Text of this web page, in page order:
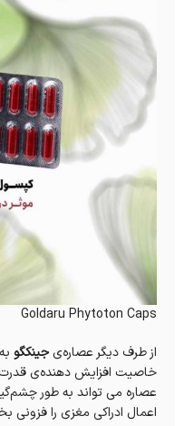
Goldaru Phytoton Caps
از طرف دیگر عصاره‌یجینکگو
خاصیت افزایش دهنده‌ی
عصاره می تواند به طور
اعمال ادراکی مغزی را فزونی